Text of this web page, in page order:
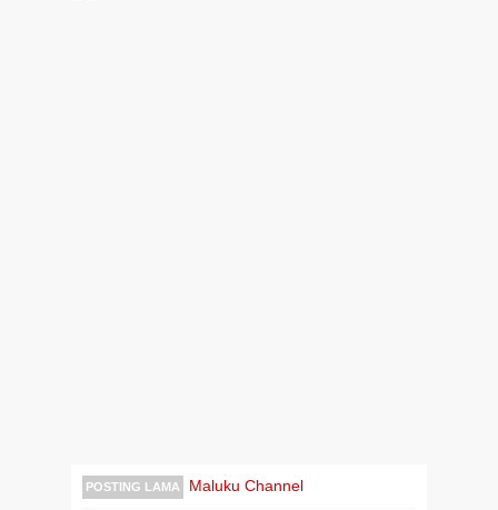
POSTING LAMA Maluku Channel